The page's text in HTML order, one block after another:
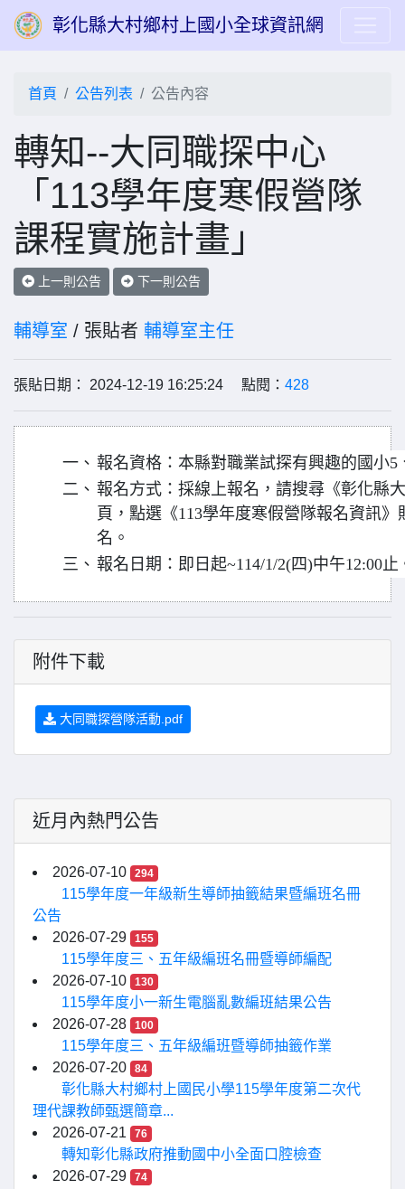
彰化縣大村鄉村上國小全球資訊網
首頁 公告列表 公告內容
轉知--大同職探中心
「113學年度寒假營隊
課程實施計畫」
上一則公告 下一則公告
輔導室 / 張貼者 輔導室主任
張貼日期： 2024-12-19 16:25:24 點閱： 428
一、 報名資格：本縣對職業試探有興趣的國小5
二、 報名方式：採線上報名，請搜尋《彰化縣
頁，點選《113學年度寒假營隊報名資訊
名。
三、 報名日期：即日起~114/1/2(四)中午12:00止
附件下載
大同職探營隊活動.pdf
近月內熱門公告
2026-07-10 294
115學年度一年級新生導師抽籤結果暨編班名冊
公告
2026-07-29
155
115學年度三、五年級編班名冊暨導師編配
2026-07-10
130
115學年度小一新生電腦亂數編班結果公告
2026-07-28
100
115學年度三、五年級編班暨導師抽籤作業
2026-07-20
84
彰化縣大村鄉村上國民小學115學年度第二次代
理代課教師甄選簡章...
2026-07-21
76
轉知彰化縣政府推動國中小全面口腔檢查
2026-07-29
74